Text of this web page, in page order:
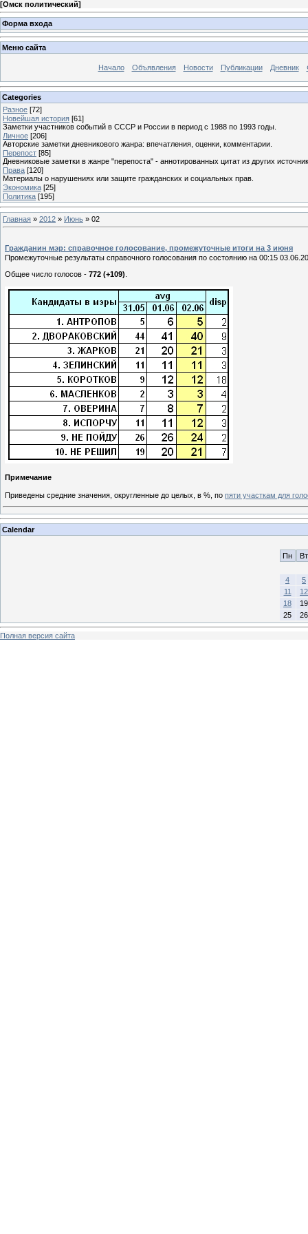
[Омск политический]
Форма входа
Меню сайта
Начало Объявления Новости Публикации Дневник
Categories
Разное [72]
Новейшая история [61]
Заметки участников событий в СССР и России в период с 1988 по 1993 годы.
Личное [206]
Авторские заметки дневникового жанра: впечатления, оценки, комментарии.
Перепост [85]
Дневниковые заметки в жанре "перепоста" - аннотированных цитат из других
Права [120]
Материалы о нарушениях или защите гражданских и социальных прав.
Экономика [25]
Политика [195]
Главная » 2012 » Июнь » 02
Гражданин мэр: справочное голосование, промежуточные итоги на 3 июня
Промежуточные результаты справочного голосования по состоянию на 00:15
Общее число голосов - 772 (+109)
Примечание
Приведены средние значения, округленные до целых, в %, по пяти участкам для
Calendar
Пн Вт
4
5
11
12
18
19
25
26
Полная версия сайта